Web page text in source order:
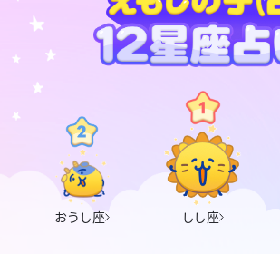
おうし座 しし座